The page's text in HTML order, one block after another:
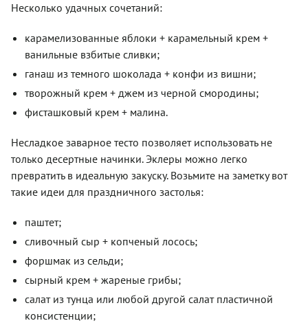
Несколько удачных сочетаний:
карамелизованные яблоки + карамельный крем +
ванильные взбитые сливки;
ганаш из темного шоколада + конфи из вишни;
творожный крем + джем из черной смородины;
фисташковый крем + малина.
Несладкое заварное тесто позволяет использовать не
только десертные начинки. Эклеры можно легко
превратить в идеальную закуску. Возьмите на заметку вот
такие идеи для праздничного застолья:
паштет;
сливочный сыр + копченый лосось;
форшмак из сельди;
сырный крем + жареные грибы;
салат из тунца или любой другой салат пластичной
консистенции;